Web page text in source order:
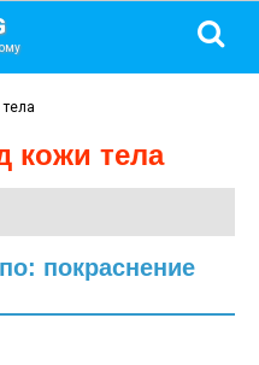
кожи тела
покраснение